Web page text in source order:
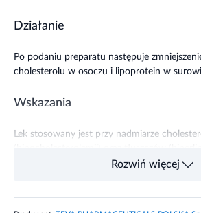
Działanie
Po podaniu preparatu następuje
cholesterolu w osoczu i lipoprotein w
Wskazania
Lek stosowany jest przy nadmiarze
krwi, jeśli inne metody (zmiana diety,
Rozwiń więcej